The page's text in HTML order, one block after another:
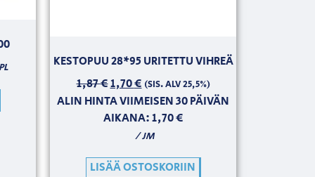
KESTOPUU 28*95 URITETTU VIHREÄ
1,87€1,70€ (SIS. ALV 25,5%)
ALIN HINTA VIIMEISEN 30 PÄIVÄN
AIKANA:1,70€
/ JM
LISÄÄ OSTOSKORIIN